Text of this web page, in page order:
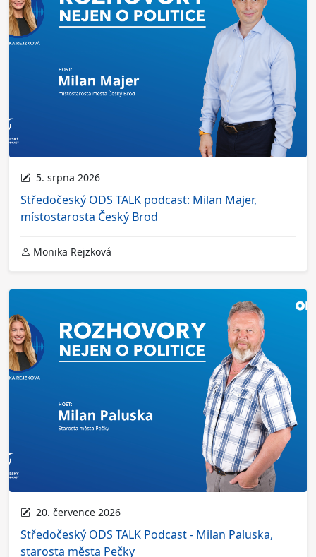
5. srpna 2026
Středočeský ODS TALK podcast: Milan Majer,
místostarosta Český Brod
Monika Rejzková
20. července 2026
Středočeský ODS TALK Podcast - Milan Paluska,
starosta města Pečky